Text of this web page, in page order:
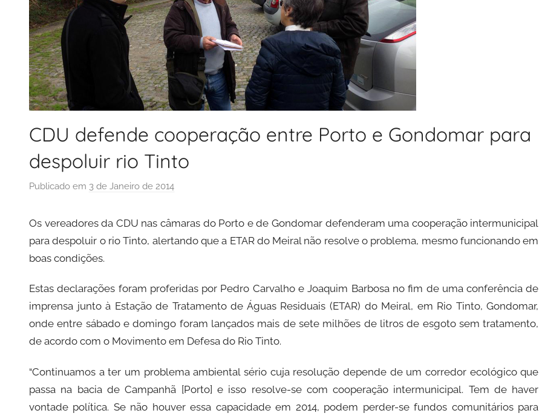
CDU defende cooperação entre Porto e Gondomar para
despoluir rio Tinto
Publicado em 3 de Janeiro de 2014
d
a
d
P
o
r
Os vereadores da CDU nas câmaras do Porto e de Gondomar defenderam uma cooperação intermunicipal
para despoluir o rio Tinto, alertando que a ETAR do Meiral não resolve o problema, mesmo funcionando em
boas condições.
Estas declarações foram proferidas por Pedro Carvalho e Joaquim Barbosa no fim de uma conferência de
imprensa junto à Estação de Tratamento de Águas Residuais (ETAR) do Meiral, em Rio Tinto, Gondomar,
onde entre sábado e domingo foram lançados mais de sete milhões de litros de esgoto sem tratamento,
de acordo com o Movimento em Defesa do Rio Tinto.
“Continuamos a ter um problema ambiental sério cuja resolução depende de um corredor ecológico que
passa na bacia de Campanhã [Porto] e isso resolve-se com cooperação intermunicipal. Tem de haver
vontade política. Se não houver essa capacidade em 2014, podem perder-se fundos comunitários para